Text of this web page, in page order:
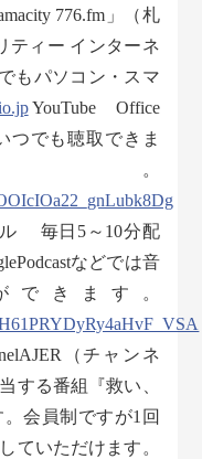
776.fm」（札
ティー インターネ
もパソコン・スマ
YouTube Office
つでも聴取できま
ル 毎日5～10分配
などでは音
できます。
（チャンネ
する番組『救い、
会員制ですが1回
ていただけます。